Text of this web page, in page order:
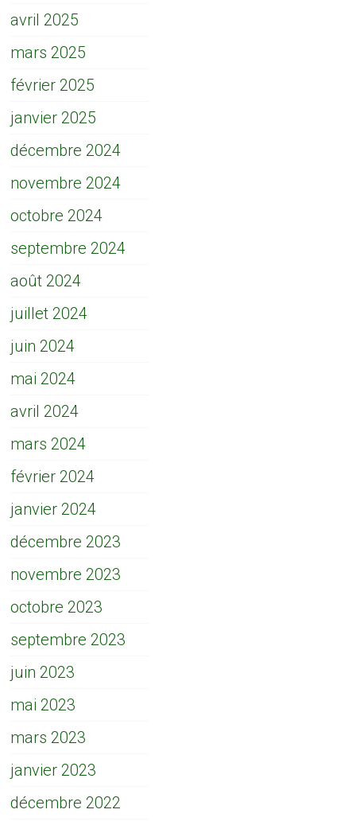
avril 2025
mars 2025
février 2025
janvier 2025
décembre 2024
novembre 2024
octobre 2024
septembre 2024
août 2024
juillet 2024
juin 2024
mai 2024
avril 2024
mars 2024
février 2024
janvier 2024
décembre 2023
novembre 2023
octobre 2023
septembre 2023
juin 2023
mai 2023
mars 2023
janvier 2023
décembre 2022